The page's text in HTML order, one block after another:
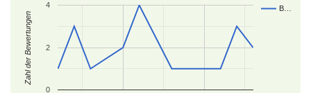
B…
0
2
4
Zahl der Bewertungen